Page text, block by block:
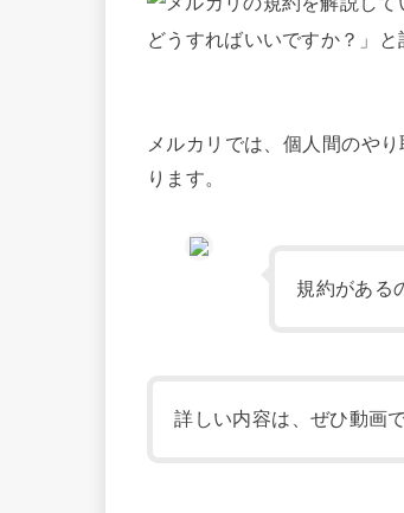
メルカリでは、個人間のや
ります。
規約がある
詳しい内容は、ぜひ動画